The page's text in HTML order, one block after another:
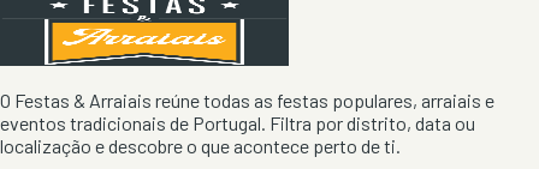
O Festas & Arraiais reúne todas as festas populares, arraiais e
eventos tradicionais de Portugal. Filtra por distrito, data ou
localização e descobre o que acontece perto de ti.